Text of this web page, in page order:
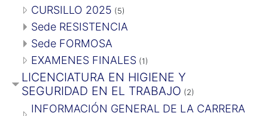
CURSILLO 2025 (5)
Sede RESISTENCIA
Sede FORMOSA
EXAMENES FINALES (1)
LICENCIATURA EN HIGIENE Y
SEGURIDAD EN EL TRABAJO (2)
INFORMACIÓN GENERAL DE LA CARRERA